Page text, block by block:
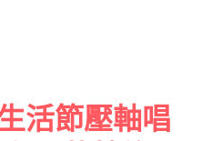
活節壓軸唱